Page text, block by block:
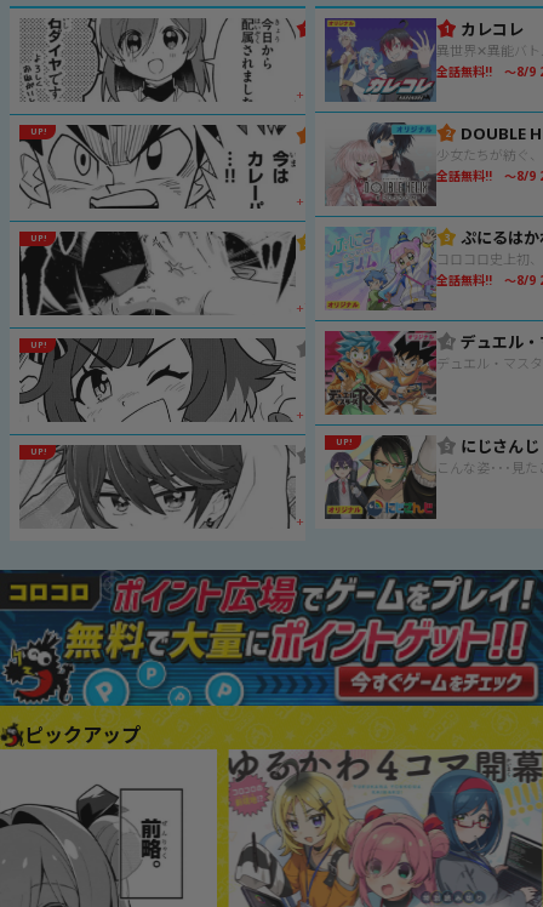
1 週刊ミラコロ〜NEXT1話トラ
サ
し
な
で
す
か？」
ま
い
ー
+44,585
UP! デュエル・マスターズRX
話
ス
ク
15
+10,853
UP! 3 ブラックチャンネル
話
編
+7,416
UP! ウマ娘 ピスピス☆スピスピ ゴ
話
+5,014
UP! にじさんじ
話
+4,496
1 カレコレ
全話無料!! ～8/9
2
全話無料!! ～8/9
3
全話無料!! ～8/9
4
UP! 5 にじさんじ
ピックアップ